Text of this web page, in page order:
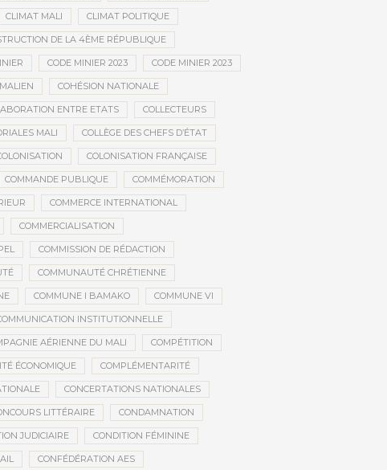
CLIMAT MALI CLIMAT POLITIQUE
DE LA 4ÈME RÉPUBLIQUE
CODE MINIER 2023 CODE MINIER 2023
COHÉSION NATIONALE
ENTRE ETATS COLLECTEURS
MALI COLLÈGE DES CHEFS D’ÉTAT
COLONISATION FRANÇAISE
COMMANDE PUBLIQUE COMMÉMORATION
COMMERCE INTERNATIONAL
COMMERCIALISATION
COMMISSION DE RÉDACTION
COMMUNAUTÉ CHRÉTIENNE
COMMUNE I BAMAKO COMMUNE VI
INSTITUTIONNELLE
AÉRIENNE DU MALI COMPÉTITION
ÉCONOMIQUE COMPLÉMENTARITÉ
CONCERTATIONS NATIONALES
LITTÉRAIRE CONDAMNATION
JUDICIAIRE CONDITION FÉMININE
CONFÉDÉRATION AES